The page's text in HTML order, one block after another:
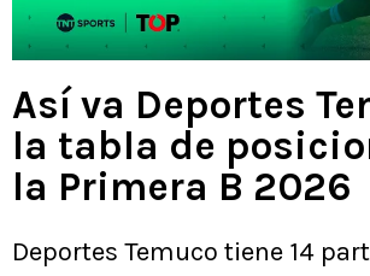
Así va Deportes
la tabla de
la Primera B 2026
Deportes Temuco tiene 14